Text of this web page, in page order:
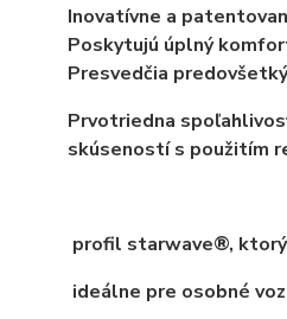
Inovatívne a
Poskytujú úplný
Presvedčia
Prvotriedna
skúseností s použitím
profil starwave®,
ideálne pre osobné